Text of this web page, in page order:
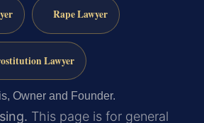
Rape Lawyer
Lawyer
Owner and Founder.
This page is for general